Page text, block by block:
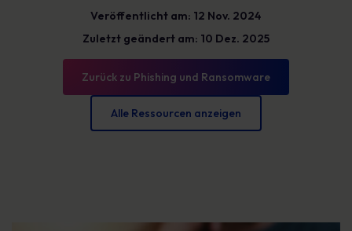
Veröffentlicht am: 12 Nov. 2024
Zuletzt geändert am: 10 Dez. 2025
Zurück zu Phishing und Ransomware
Alle Ressourcen anzeigen